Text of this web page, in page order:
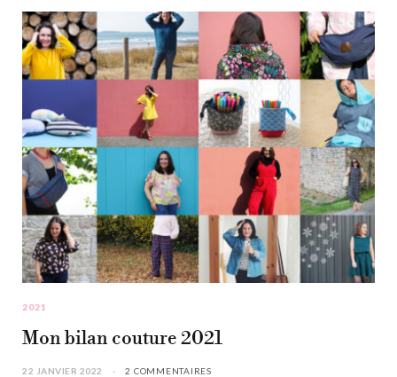
2021
Mon bilan couture 2021
22 JANVIER 2022 2 COMMENTAIRES